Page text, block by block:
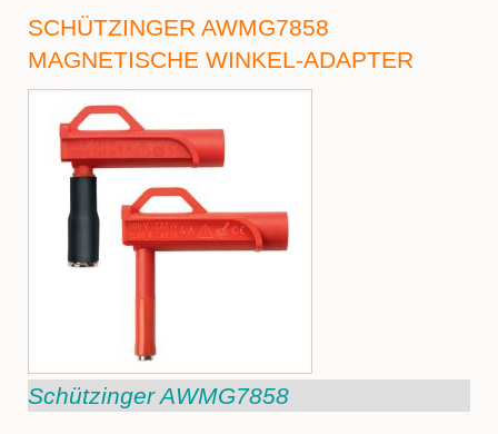
SCHÜTZINGER AWMG7858
MAGNETISCHE WINKEL-ADAPTER
Schützinger AWMG7858